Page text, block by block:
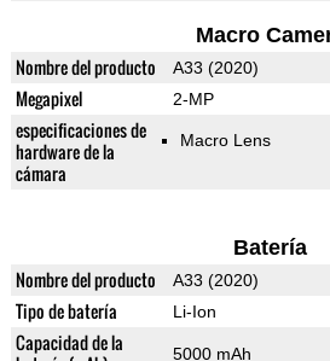
Macro
Nombre del producto A33 (2020)
Megapixel 2-MP
especificaciones de
hardware de la
cámara
Macro Lens
Batería
Nombre del producto A33 (2020)
Tipo de batería Li-Ion
Capacidad de la
5000 mAh